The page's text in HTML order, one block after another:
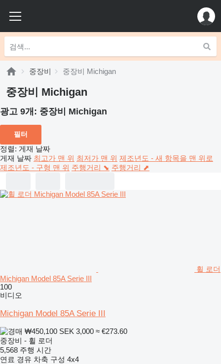
중장비 중장비 Michigan
중장비 Michigan
광고 9개: 중장비 Michigan
필터
정렬: 게재 날짜
게재 날짜 최고가 맨 위 최저가 맨 위 제조년도 - 새 항목을 맨 위로
제조년도 - 구형 맨 위 주행거리 ⬊ 주행거리 ⬈
휠 로더
Michigan Model 85A Serie III
100
비디오
Michigan Model 85A Serie III
₩450,100 SEK 3,000 ≈ €273.60
중장비 - 휠 로더
5,568 주행 시간
연료 경유 차축 구성 4x4